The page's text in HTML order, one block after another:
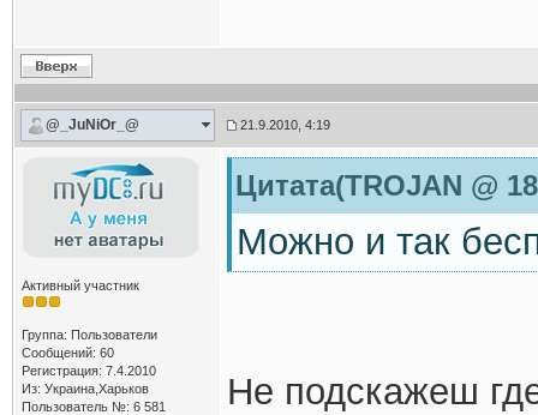
@_JuNiOr_@ 21.9.2010, 4:19
Активный участник
Группа: Пользователи
Сообщений: 60
Регистрация: 7.4.2010
Из: Украина,Харьков
Пользователь №: 6 581
Цитата(TROJAN @
Можно и так
Не подскажеш